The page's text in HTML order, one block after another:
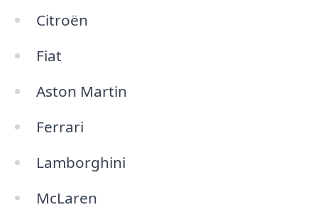
Citroën
Fiat
Aston Martin
Ferrari
Lamborghini
McLaren